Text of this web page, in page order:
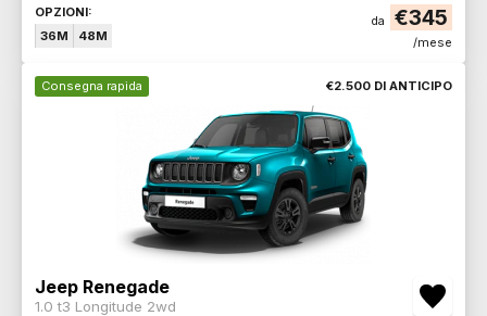
OPZIONI:
36M
48M
da €345
/mese
Consegna rapida €2.500 DI ANTICIPO
Jeep Renegade
1.0 t3 Longitude 2wd